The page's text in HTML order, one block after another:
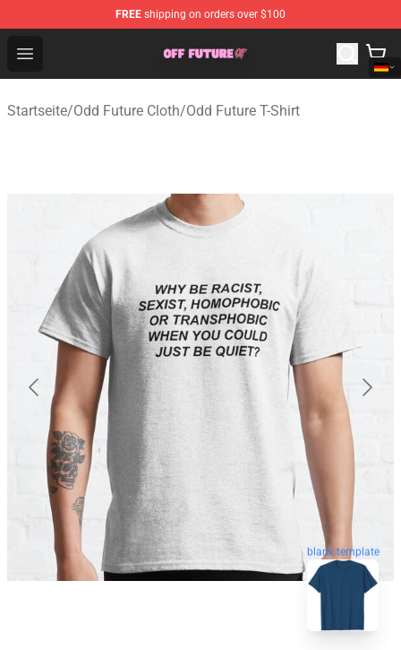
FREE shipping on orders over $100
Open menu
Odd Future Store - Official Odd Future Merchandise Shop
Startseite/Odd Future Cloth/Odd Future T-Shirt
blank template